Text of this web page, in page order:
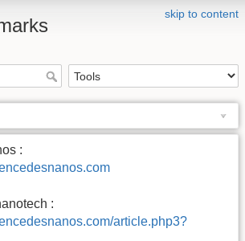
skip to content
:
:
article.php3?